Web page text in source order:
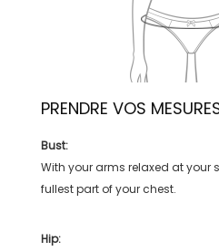
PRENDRE VOS
Bust:
With your arms relaxed at your
fullest part of your chest.
Hip: